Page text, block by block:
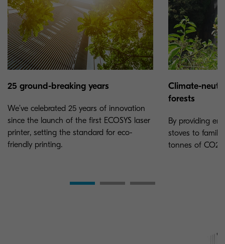
25 ground-breaking years
We’ve celebrated 25 years of innovation
since the launch of the first ECOSYS laser
printer, setting the standard for eco-
friendly printing.
Climate-
forests
By providing
stoves to
tonnes of CO2